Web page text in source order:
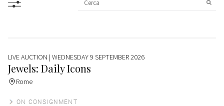
LIVE AUCTION | WEDNESDAY 9 SEPTEMBER 2026
Jewels: Daily Icons
Rome
ON CONSIGNMENT